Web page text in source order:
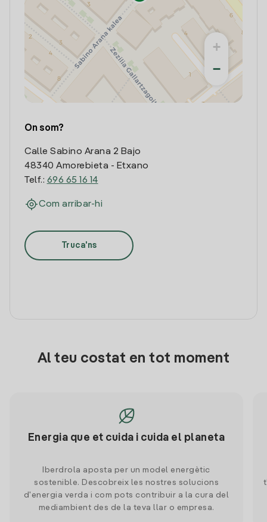
+
−
On som?
Calle Sabino Arana 2 Bajo
48340 Amorebieta - Etxano
Telf.: 696 65 16 14
Com arribar-hi
Truca'ns
Al teu costat en tot moment
Energia que et cuida i cuida el planeta
Iberdrola aposta per un model energètic
sostenible. Descobreix les nostres solucions
d'energia verda i com pots contribuir a la cura del
mediambient des de la teva llar o empresa.